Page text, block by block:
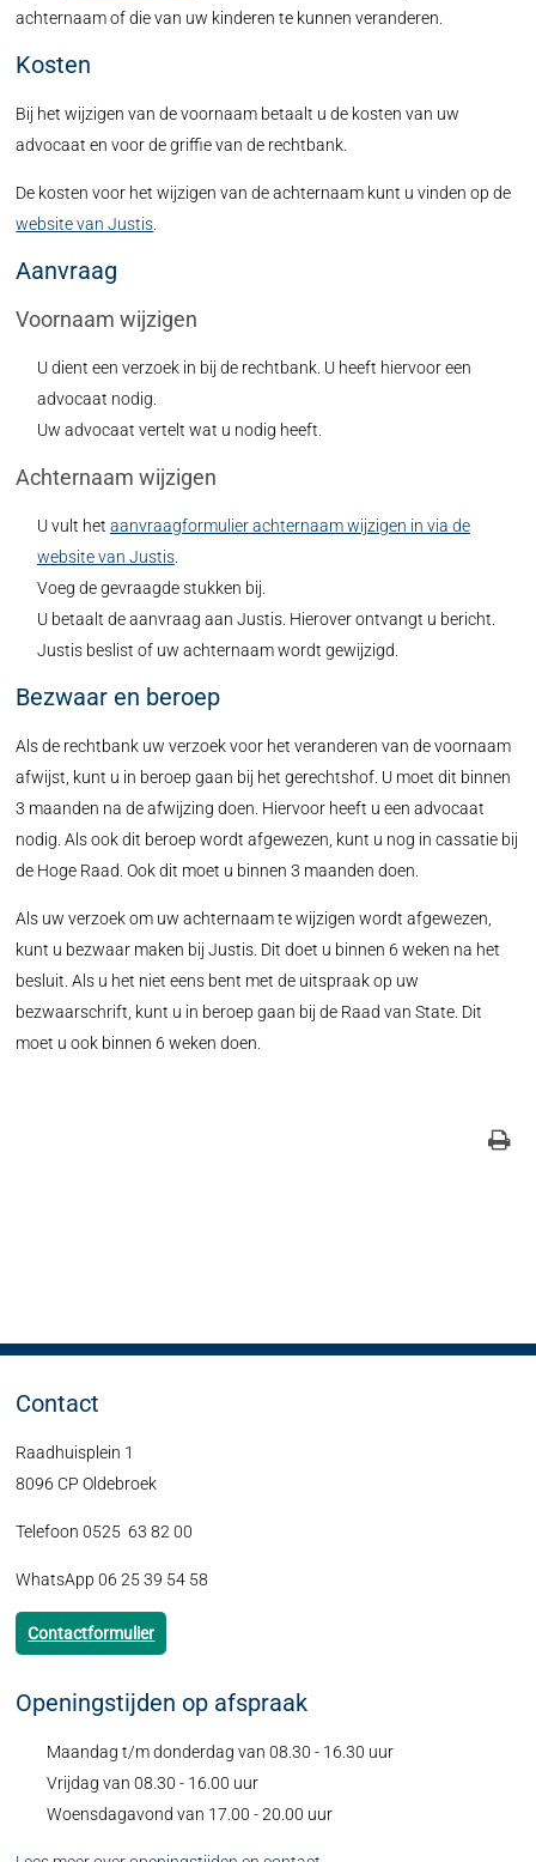
achternaam of die van uw kinderen te kunnen veranderen.
Kosten
Bij het wijzigen van de voornaam betaalt u de kosten van uw
advocaat en voor de griffie van de rechtbank.
De kosten voor het wijzigen van de achternaam kunt u vinden op de
website van Justis
Aanvraag
Voornaam wijzigen
U dient een verzoek in bij de rechtbank. U heeft hiervoor een
advocaat nodig.
Uw advocaat vertelt wat u nodig heeft.
Achternaam wijzigen
U vult het aanvraagformulier achternaam wijzigen in via de
website van Justis.
Voeg de gevraagde stukken bij.
U betaalt de aanvraag aan Justis. Hierover ontvangt u bericht.
Justis beslist of uw achternaam wordt gewijzigd.
Bezwaar en beroep
Als de rechtbank uw verzoek voor het veranderen van de voornaam
afwijst, kunt u in beroep gaan bij het gerechtshof. U moet dit binnen
3 maanden na de afwijzing doen. Hiervoor heeft u een advocaat
nodig. Als ook dit beroep wordt afgewezen, kunt u nog in cassatie bij
de Hoge Raad. Ook dit moet u binnen 3 maanden doen.
Als uw verzoek om uw achternaam te wijzigen wordt afgewezen,
kunt u bezwaar maken bij Justis. Dit doet u binnen 6 weken na het
besluit. Als u het niet eens bent met de uitspraak op uw
bezwaarschrift, kunt u in beroep gaan bij de Raad van State. Dit
moet u ook binnen 6 weken doen.
Contact
Raadhuisplein 1
8096 CP Oldebroek
Telefoon 0525 63 82 00
WhatsApp 06 25 39 54 58
Contactformulier
Openingstijden op afspraak
Maandag t/m donderdag van 08.30 - 16.30 uur
Vrijdag van 08.30 - 16.00 uur
Woensdagavond van 17.00 - 20.00 uur